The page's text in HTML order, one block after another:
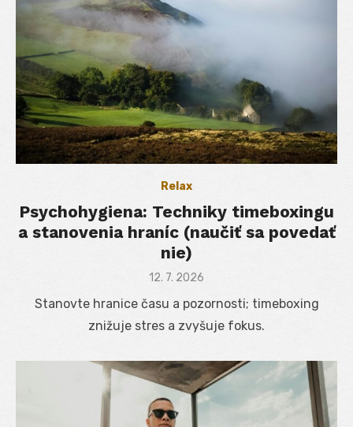
Relax
Psychohygiena: Techniky timeboxingu
a stanovenia hraníc (naučiť sa povedať
nie)
Posted
12. 7. 2026
Stanovte hranice času a pozornosti; timeboxing
znižuje stres a zvyšuje fokus.